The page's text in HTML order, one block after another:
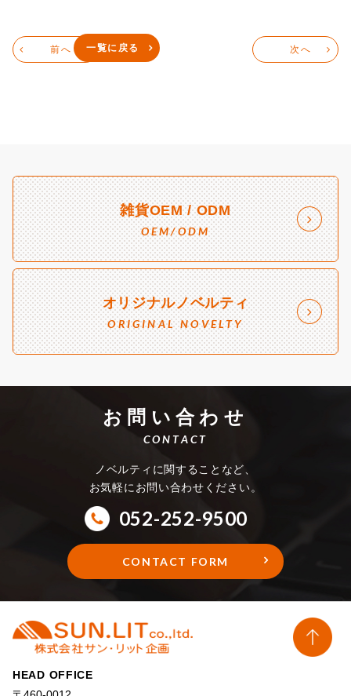
前へ 一覧に戻る 次へ
雑貨OEM / ODM
OEM/ODM
オリジナルノベルティ
ORIGINAL NOVELTY
お問い合わせ
CONTACT
ノベルティに関することなど、
お気軽にお問い合わせください。
052-252-9500
CONTACT FORM
HEAD OFFICE